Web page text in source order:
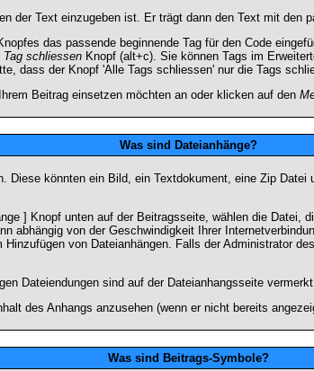
der Text einzugeben ist. Er trägt dann den Text mit den
das passende beginnende Tag für den Code
schliessenKnopf (alt+c). Sie können Tags im
dass der Knopf 'Alle Tags schliessen' nur die Tags
Beitrag einsetzen möchten an oder klicken auf den
Was sind Dateianhänge?
Diese könnten ein Bild, ein Textdokument, eine Zip
] Knopf unten auf der Beitragsseite, wählen die
abhängig von der Geschwindigkeit Ihrer
von Dateianhängen. Falls der Administrator
Dateiendungen sind auf der Dateianhangsseite
des Anhangs anzusehen (wenn er nicht bereits
Was sind Beitrags-Symbole?